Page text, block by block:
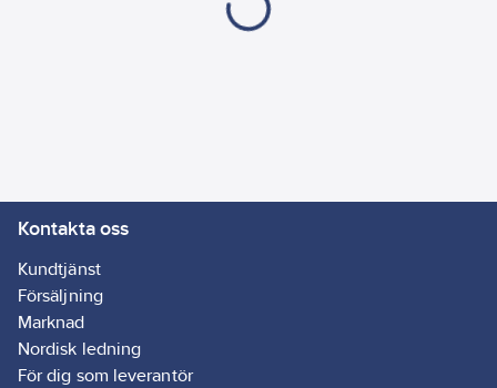
års garanti.
Artikelnr: 4000040182
Ean
artikelnr:
7318270046363
Materialklass
Kontakta oss
Kundtjänst
Försäljning
Marknad
Nordisk ledning
För dig som leverantör